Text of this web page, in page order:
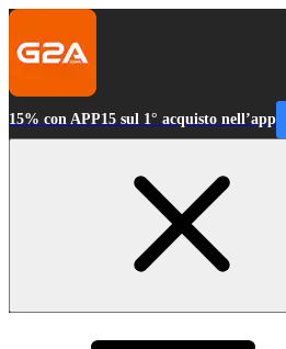
15% con APP15 sul 1° acquisto nell’app